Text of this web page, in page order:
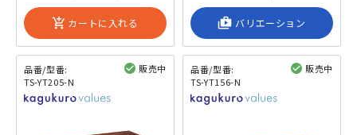
add_shopping_cart カートに入れる shop_2 バリエーション
品番/型番:
TS-YT205-N
販売中
品番/型番:
TS-YT156-N
販売中